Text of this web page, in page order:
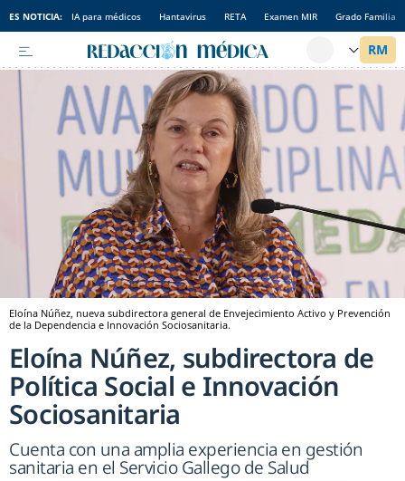
ES NOTICIA: IA para médicos Hantavirus RETA Examen MIR Grado Familia
Eloína Núñez, nueva subdirectora general de Envejecimiento Activo y Prevención
de la Dependencia e Innovación Sociosanitaria.
Eloína Núñez, subdirectora de
Política Social e Innovación
Sociosanitaria
Cuenta con una amplia experiencia en gestión
sanitaria en el Servicio Gallego de Salud